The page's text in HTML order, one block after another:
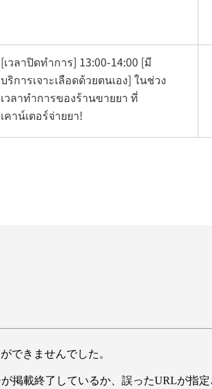
[เวลาปิดทำการ] 13:00-14:00 [มี
บริการเจาะเลือดด้วยตนเอง] ในช่วง
เวลาทำการของร้านขายยา ที่
เคาน์เตอร์จ่ายยา!